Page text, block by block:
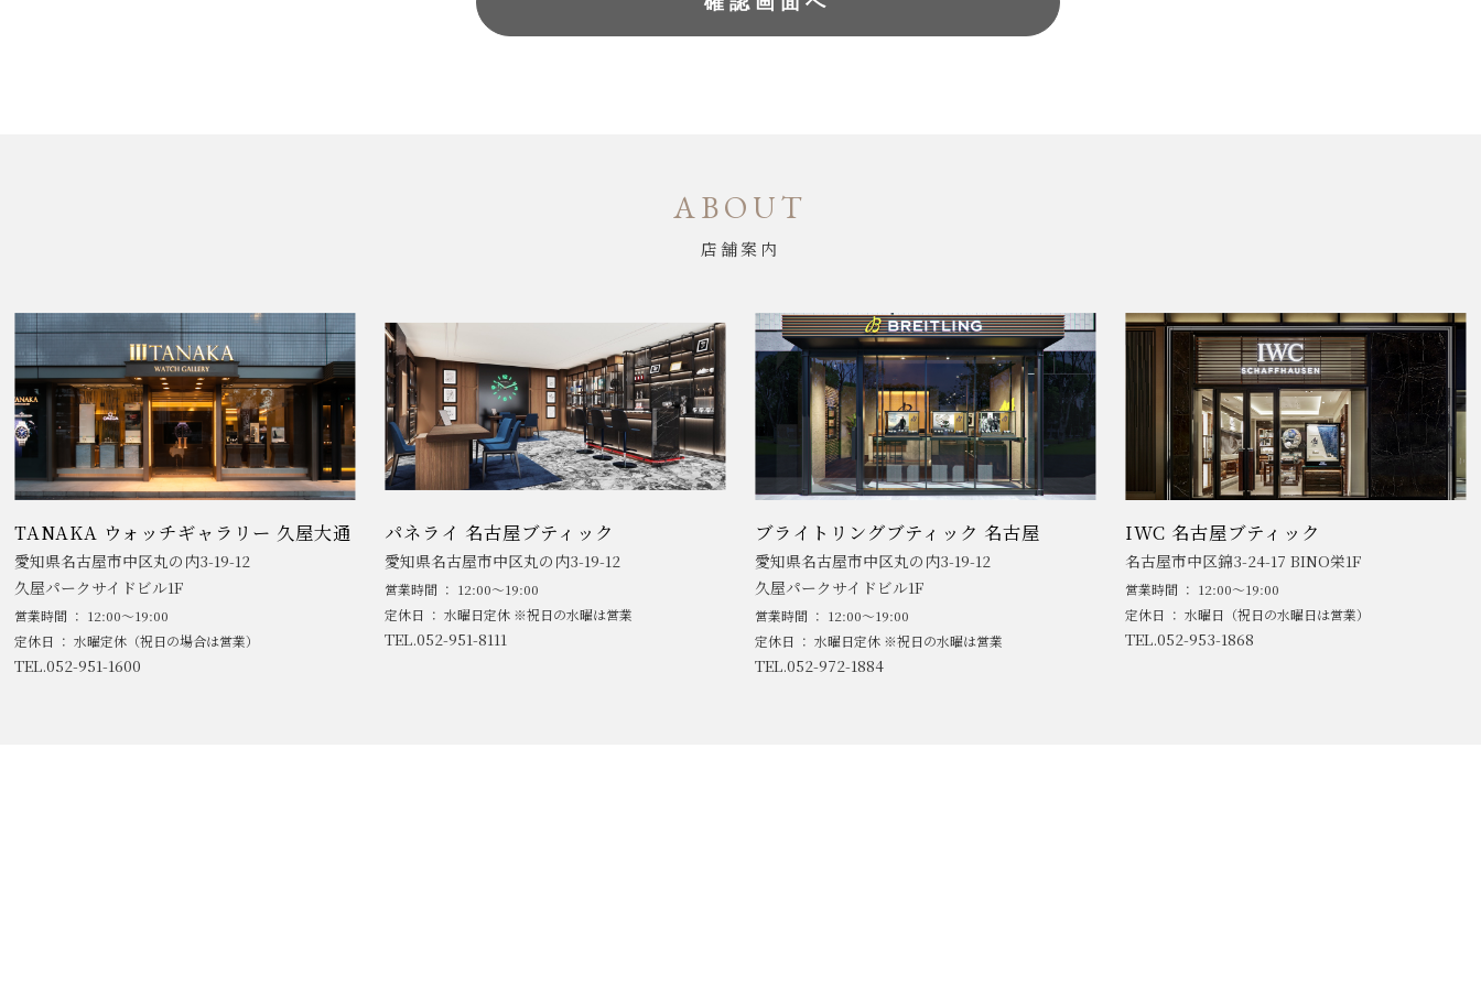
ABOUT
店舗案内
TANAKA ウォッチギャラリー 久屋大通
愛知県名古屋市中区丸の内3-19-12
久屋パークサイドビル1F
営業時間 ： 12:00～19:00
定休日 ： 水曜定休（祝日の場合は営業）
TEL.052-951-1600
パネライ 名古屋ブティック
愛知県名古屋市中区丸の内3-19-12
営業時間 ： 12:00～19:00
定休日 ： 水曜日定休 ※祝日の水曜は営業
TEL.052-951-8111
ブライトリングブティック 名古屋
愛知県名古屋市中区丸の内3-19-12
久屋パークサイドビル1F
営業時間 ： 12:00～19:00
定休日 ： 水曜日定休 ※祝日の水曜は営業
TEL.052-972-1884
IWC 名古屋ブティック
名古屋市中区錦3-24-17 BINO栄1F
営業時間 ： 12:00～19:00
定休日 ： 水曜日（祝日の水曜日は営業）
TEL.052-953-1868